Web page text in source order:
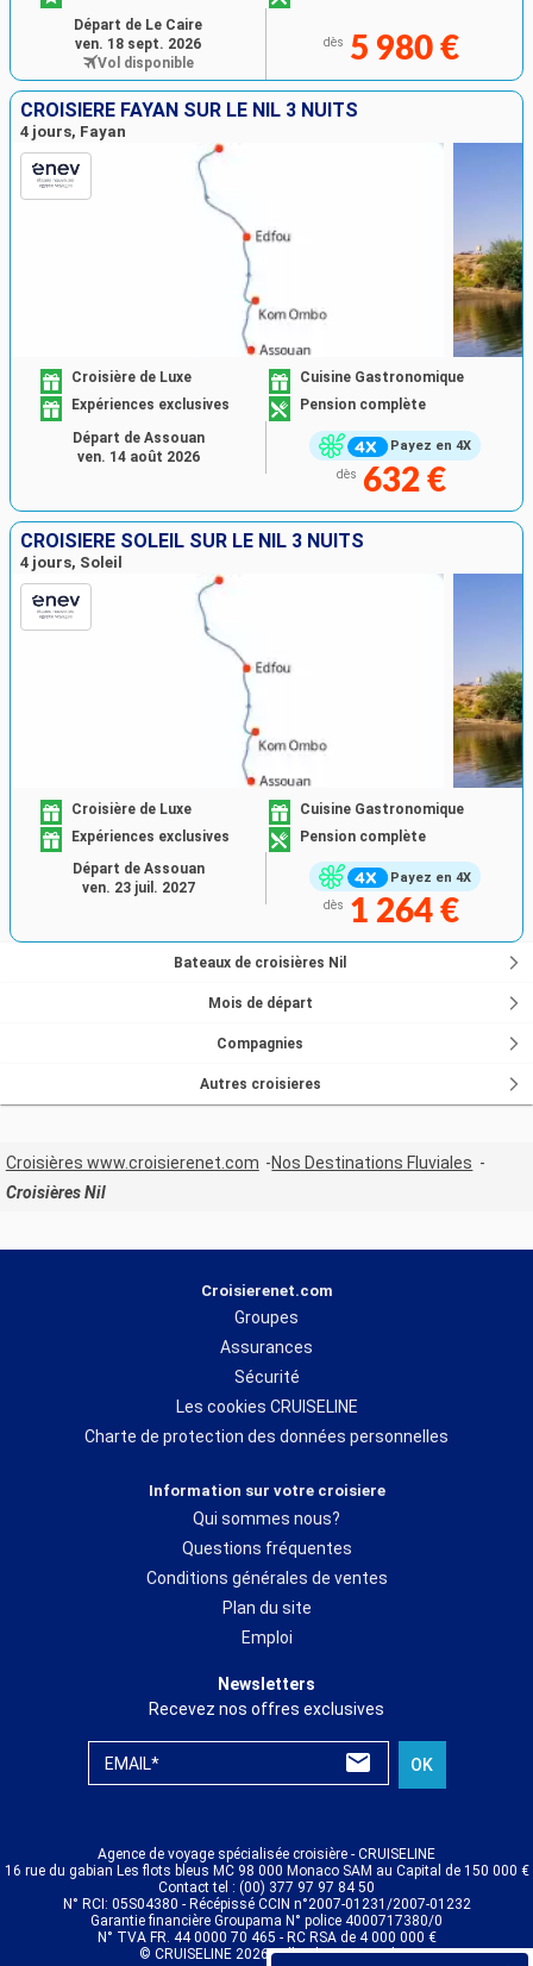
dès 5 980 €
Départ de Le Caire
ven. 18 sept. 2026
Vol disponible
CROISIÈRE FAYAN SUR LE NIL 3 NUITS
4 jours, Fayan
Payez en 4X
Croisière de Luxe
Cuisine Gastronomique
Expériences exclusives
Pension complète
dès 632 €
Départ de Assouan
ven. 14 août 2026
CROISIÈRE SOLEIL SUR LE NIL 3 NUITS
4 jours, Soleil
Payez en 4X
Croisière de Luxe
Cuisine Gastronomique
Expériences exclusives
Pension complète
dès 1 264 €
Départ de Assouan
ven. 23 juil. 2027
Bateaux de croisières Nil
Mois de départ
Compagnies
Autres croisieres
Croisières www.croisierenet.com
Nos Destinations Fluviales
Croisières Nil
Croisierenet.com
Groupes
Assurances
Sécurité
Les cookies CRUISELINE
Charte de protection des données personnelles
Information sur votre croisiere
Qui sommes nous?
Questions fréquentes
Conditions générales de ventes
Plan du site
Emploi
Newsletters
Recevez nos offres exclusives
EMAIL* OK
Agence de voyage spécialisée croisière - CRUISELINE
16 rue du gabian Les flots bleus MC 98 000 Monaco SAM au Capital de 150 000 €
Contact tel : (00) 377 97 97 84 50
N° RCI: 05S04380 - Récépissé CCIN n°2007-01231/2007-01232
Garantie financière Groupama N° police 4000717380/0
N° TVA FR. 44 0000 70 465 - RC RSA de 4 000 000 €
© CRUISELINE 2026 - all rights reserved